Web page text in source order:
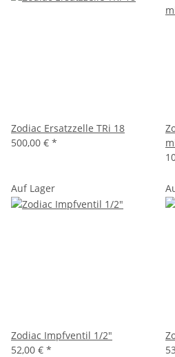
Zodiac Ersatzzelle TRi 18
500,00 € *
Auf Lager
Zodiac Impfventil 1/2"
52,00 € *